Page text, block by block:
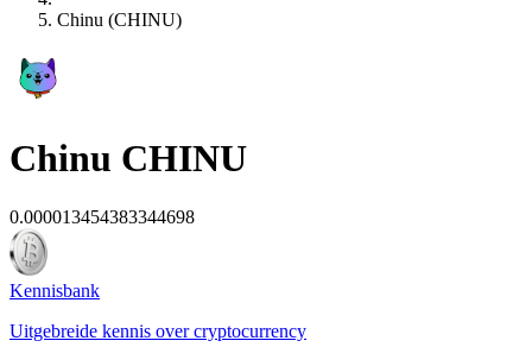
Chinu (CHINU)
Chinu CHINU
0.000013454383344698
Kennisbank
Uitgebreide kennis over cryptocurrency